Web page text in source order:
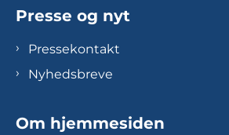
Presse og nyt
Pressekontakt
Nyhedsbreve
Om hjemmesiden